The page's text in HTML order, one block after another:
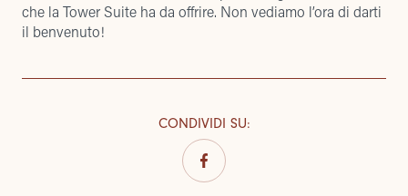
che la Tower Suite ha da offrire. Non vediamo l’ora di darti
il benvenuto!
CONDIVIDI SU: